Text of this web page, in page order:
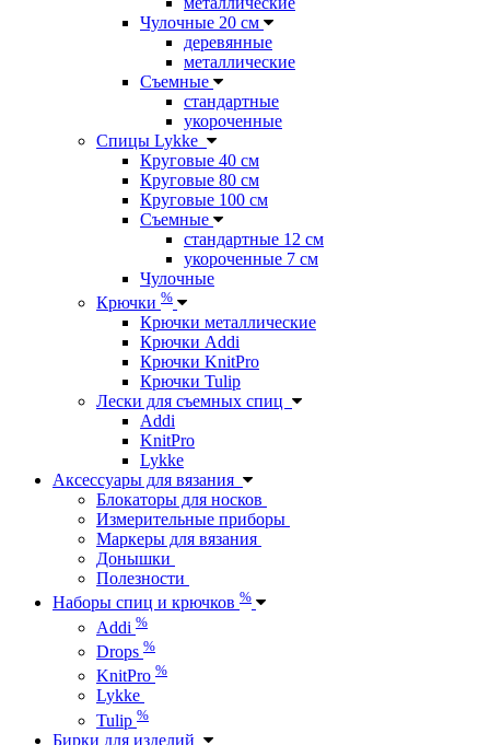
Чулочные 20 см
деревянные
металлические
Съемные
стандартные
укороченные
Спицы Lykke
Круговые 40 см
Круговые 80 см
Круговые 100 см
Съемные
стандартные 12 см
укороченные 7 см
Чулочные
Крючки %
Крючки металлические
Крючки Addi
Крючки KnitPro
Крючки Tulip
Лески для съемных спиц
Addi
KnitPro
Lykke
Аксессуары для вязания
Блокаторы для носков
Измерительные приборы
Маркеры для вязания
Донышки
Полезности
Наборы спиц и крючков %
Addi %
Drops %
KnitPro %
Lykke
Tulip %
Бирки для изделий